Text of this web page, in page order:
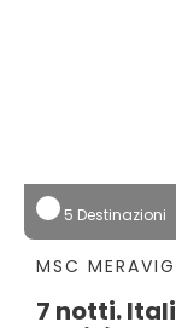
5 Destinazioni
MSC
7 notti.